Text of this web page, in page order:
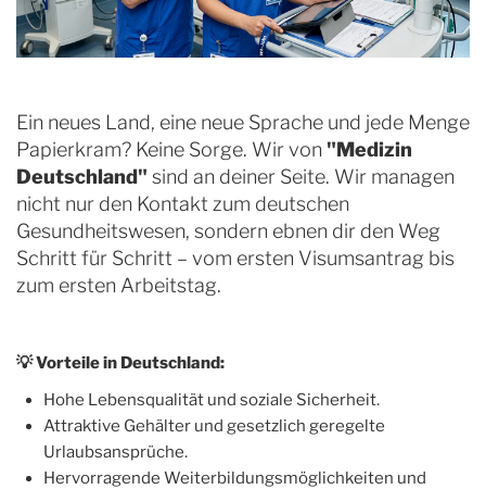
Ein neues Land, eine neue Sprache und jede Menge
Papierkram? Keine Sorge. Wir von "Medizin
Deutschland" sind an deiner Seite. Wir managen
nicht nur den Kontakt zum deutschen
Gesundheitswesen, sondern ebnen dir den Weg
Schritt für Schritt – vom ersten Visumsantrag bis
zum ersten Arbeitstag.
💡Vorteile in Deutschland:
Hohe Lebensqualität und soziale Sicherheit.
Attraktive Gehälter und gesetzlich geregelte
Urlaubsansprüche.
Hervorragende Weiterbildungsmöglichkeiten und